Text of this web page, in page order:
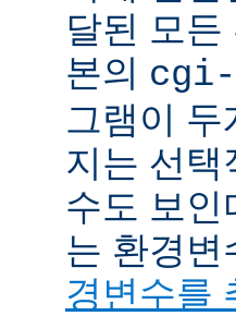
달된 모
본의
그램이 두
지는 선택
수도 보인
는 환경
경변수를